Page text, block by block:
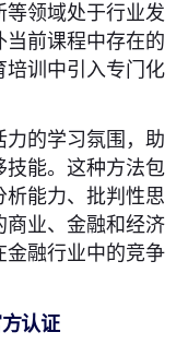
领域处于行业发
前课程中存在的
培训中引入专门化
的学习氛围，助
技能。这种方法包
能力、批判性思
商业、金融和经济
金融行业中的竞争
认证